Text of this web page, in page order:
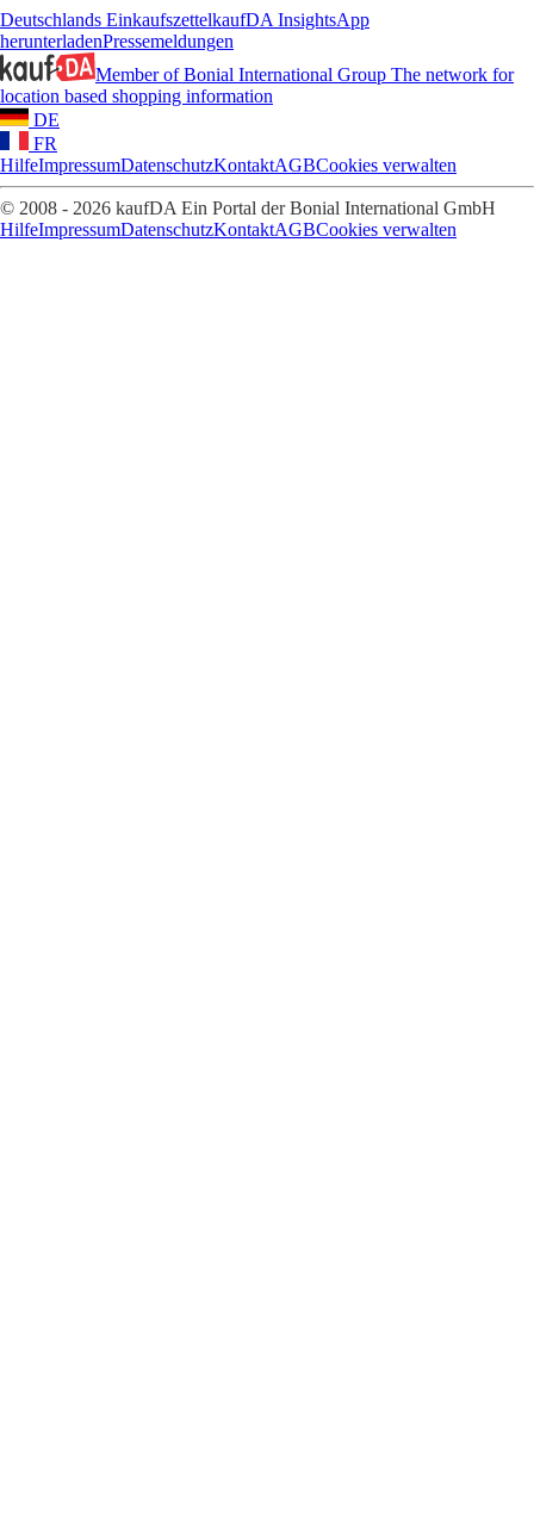
Deutschlands EinkaufszettelkaufDA InsightsApp
herunterladenPressemeldungen
Member of Bonial International Group The network for
location based shopping information
DE
FR
HilfeImpressumDatenschutzKontaktAGBCookies verwalten
© 2008 - 2026 kaufDA Ein Portal der Bonial International GmbH
HilfeImpressumDatenschutzKontaktAGBCookies verwalten